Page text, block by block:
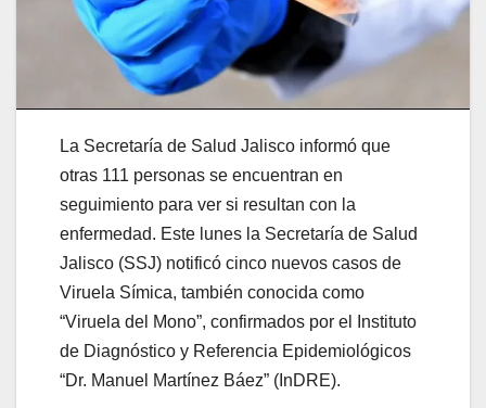
La Secretaría de Salud Jalisco informó que
otras 111 personas se encuentran en
seguimiento para ver si resultan con la
enfermedad. Este lunes la Secretaría de Salud
Jalisco (SSJ) notificó cinco nuevos casos de
Viruela Símica, también conocida como
“Viruela del Mono”, confirmados por el Instituto
de Diagnóstico y Referencia Epidemiológicos
“Dr. Manuel Martínez Báez” (InDRE).